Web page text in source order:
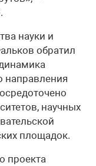
науки и
обратил
направления
научных
площадок.
проекта